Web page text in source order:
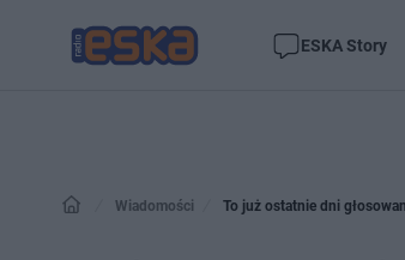
ESKA Story
Wiadomości To już ostatnie dni